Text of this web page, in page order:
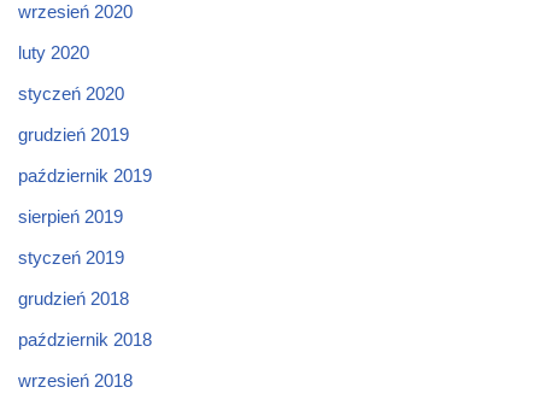
wrzesień 2020
luty 2020
styczeń 2020
grudzień 2019
październik 2019
sierpień 2019
styczeń 2019
grudzień 2018
październik 2018
wrzesień 2018